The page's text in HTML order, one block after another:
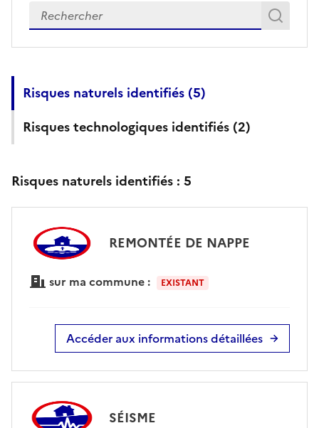
Veuillez renseigner votre adresse exacte
Risques naturels identifiés (5)
Risques technologiques identifiés (2)
Risques naturels identifiés : 5
REMONTÉE DE NAPPE
sur ma commune : EXISTANT
Accéder aux informations détaillées
SÉISME